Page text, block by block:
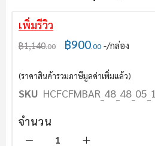
เพิ่มรีวิว
฿1,140.00 ฿900.00 /กล่อง
(ราคาสินค้ารวมภาษีมูลค่าเพิ่มแล้ว)
SKU HCFCFMBAR_48_48_05_1
จำนวน